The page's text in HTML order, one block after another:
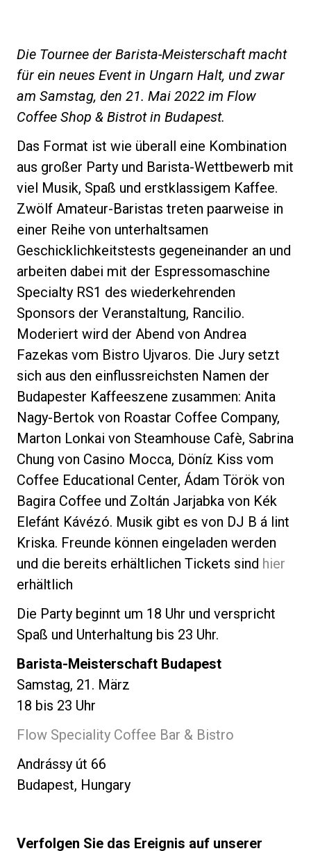
Die Tournee der Barista-Meisterschaft macht
für ein neues Event in Ungarn Halt, und zwar
am Samstag, den 21. Mai 2022 im Flow
Coffee Shop & Bistrot in Budapest.
Das Format ist wie überall eine Kombination
aus großer Party und Barista-Wettbewerb mit
viel Musik, Spaß und erstklassigem Kaffee.
Zwölf Amateur-Baristas treten paarweise in
einer Reihe von unterhaltsamen
Geschicklichkeitstests gegeneinander an und
arbeiten dabei mit der Espressomaschine
Specialty RS1 des wiederkehrenden
Sponsors der Veranstaltung, Rancilio.
Moderiert wird der Abend von Andrea
Fazekas vom Bistro Ujvaros. Die Jury setzt
sich aus den einflussreichsten Namen der
Budapester Kaffeeszene zusammen: Anita
Nagy-Bertok von Roastar Coffee Company,
Marton Lonkai von Steamhouse Cafè, Sabrina
Chung von Casino Mocca, Döníz Kiss vom
Coffee Educational Center, Ádam Török von
Bagira Coffee und Zoltán Jarjabka von Kék
Elefánt Kávézó. Musik gibt es von DJ B á lint
Kriska. Freunde können eingeladen werden
und die bereits erhältlichen Tickets sind hier
erhältlich
Die Party beginnt um 18 Uhr und verspricht
Spaß und Unterhaltung bis 23 Uhr.
Barista-Meisterschaft Budapest
Samstag, 21. März
18 bis 23 Uhr
Flow Speciality Coffee Bar & Bistro
Andrássy út 66
Budapest, Hungary
Verfolgen Sie das Ereignis auf unserer
Unsere Labore
Nachhaltigkeit
Connect
Kontaktieren Sie uns
Datenschutzerklärung